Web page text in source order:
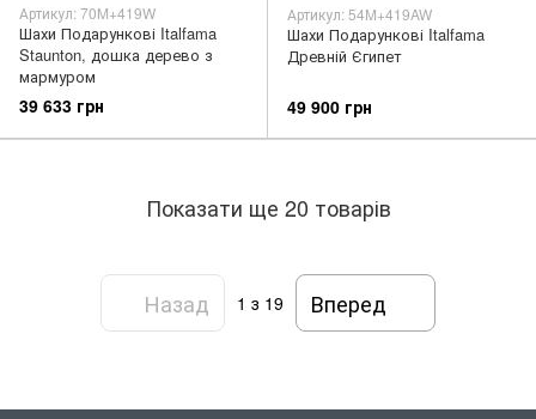
Артикул: 70M+419W
Шахи Подарункові Italfama
Staunton, дошка дерево з
мармуром
39 633 грн
Артикул: 54M+419AW
Шахи Подарункові Italfama
Древній Єгипет
49 900 грн
Показати ще 20 товарів
Назад 1 з 19 Вперед